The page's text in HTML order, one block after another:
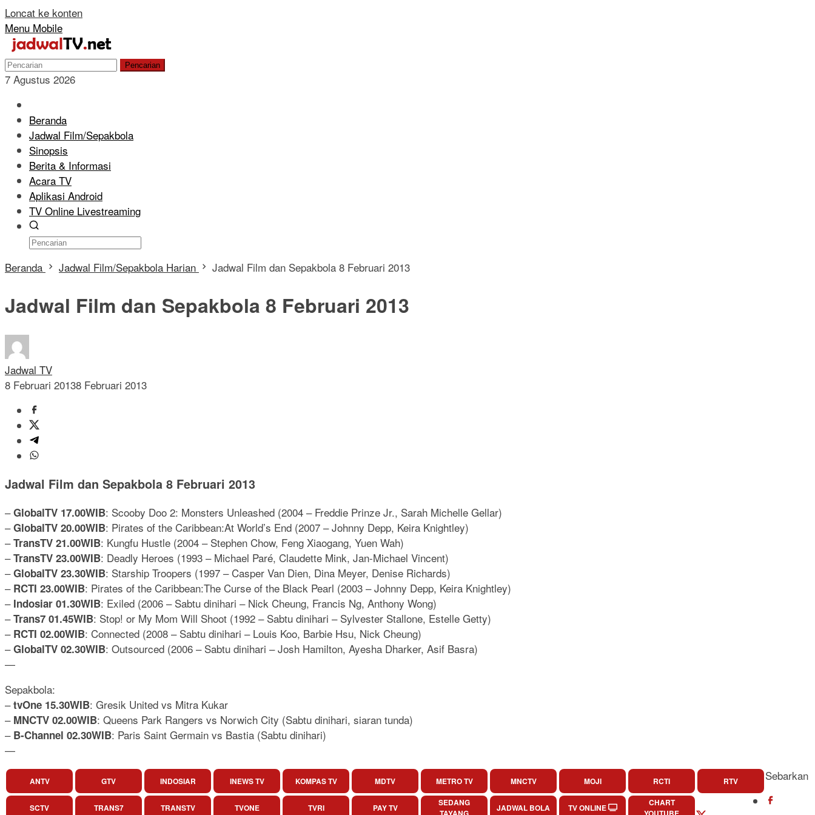
Loncat ke konten
Menu Mobile
Pencarian
7 Agustus 2026
Beranda
Jadwal Film/Sepakbola
Sinopsis
Berita & Informasi
Acara TV
Aplikasi Android
TV Online Livestreaming
Beranda Jadwal Film/Sepakbola Harian Jadwal Film dan Sepakbola 8 Februari 2013
Jadwal Film dan Sepakbola 8 Februari 2013
Jadwal TV
8 Februari 20138 Februari 2013
Jadwal Film dan Sepakbola 8 Februari 2013
–GlobalTV 17.00WIB: Scooby Doo 2: Monsters Unleashed (2004 – Freddie Prinze Jr., Sarah Michelle Gellar)
–GlobalTV 20.00WIB: Pirates of the Caribbean:At World’s End (2007 – Johnny Depp, Keira Knightley)
–TransTV 21.00WIB: Kungfu Hustle (2004 – Stephen Chow, Feng Xiaogang, Yuen Wah)
–TransTV 23.00WIB: Deadly Heroes (1993 – Michael Paré, Claudette Mink, Jan-Michael Vincent)
–GlobalTV 23.30WIB: Starship Troopers (1997 – Casper Van Dien, Dina Meyer, Denise Richards)
– RCTI 23.00WIB: Pirates of the Caribbean:The Curse of the Black Pearl (2003 – Johnny Depp, Keira Knightley)
– Indosiar 01.30WIB: Exiled (2006 – Sabtu dinihari – Nick Cheung, Francis Ng, Anthony Wong)
–Trans7 01.45WIB: Stop! or My Mom Will Shoot (1992 – Sabtu dinihari – Sylvester Stallone, Estelle Getty)
– RCTI 02.00WIB: Connected (2008 – Sabtu dinihari – Louis Koo, Barbie Hsu, Nick Cheung)
–GlobalTV 02.30WIB: Outsourced (2006 – Sabtu dinihari – Josh Hamilton, Ayesha Dharker, Asif Basra)
—
Sepakbola:
–tvOne 15.30WIB: Gresik United vs Mitra Kukar
– MNCTV 02.00WIB: Queens Park Rangers vs Norwich City (Sabtu dinihari, siaran tunda)
– B-Channel 02.30WIB: Paris Saint Germain vs Bastia (Sabtu dinihari)
—
ANTV GTV INDOSIAR INEWS TV KOMPAS TV MDTV METRO TV MNCTV MOJI RCTI RTV
SCTV TRANS7 TRANSTV TVONE TVRI PAY TV
SEDANG
JADWAL BOLA TV ONLINE
CHART
Sebarkan